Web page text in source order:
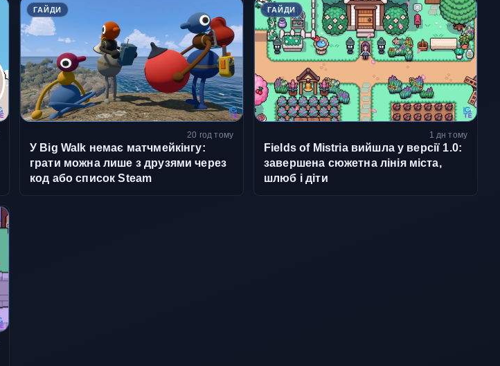
ГАЙДИ
20 год тому
У Big Walk немає матчмейкінгу:
грати можна лише з друзями через
код або список Steam
ГАЙДИ
1 дн тому
Fields of Mistria вийшла у версії 1.0:
завершена сюжетна лінія міста,
шлюб і діти